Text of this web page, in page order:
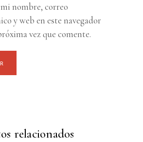
nombre, correo
y web en este navegador
vez que comente.
relacionados